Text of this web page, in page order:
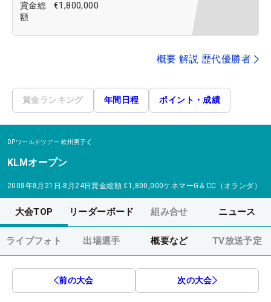
賞金総
額
€1,800,000
概要 解説 歴代優勝者
賞金ランキング 年間日程 ポイント・成績
DPワールドツアー 欧州男子
KLMオープン
2008年8月21日-8月24日賞金総額 €1,800,000ケネマーG＆CC（オランダ）
大会TOP リーダーボード 組み合せ ニュース
ライブフォト 出場選手 概要など TV放送予定
前の大会 次の大会